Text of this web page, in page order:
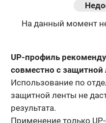
На данный момент
UP-профиль
совместно с защитной
Использование по
защитной ленты не
результата.
Применение только